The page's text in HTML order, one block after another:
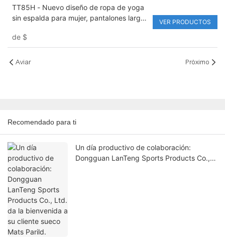
TT85H - Nuevo diseño de ropa de yoga
sin espalda para mujer, pantalones largos
de secado rápido
de $
VER PRODUCTOS
Aviar Próximo
Recomendado para ti
Un día productivo de colaboración:
Dongguan LanTeng Sports Products Co.,